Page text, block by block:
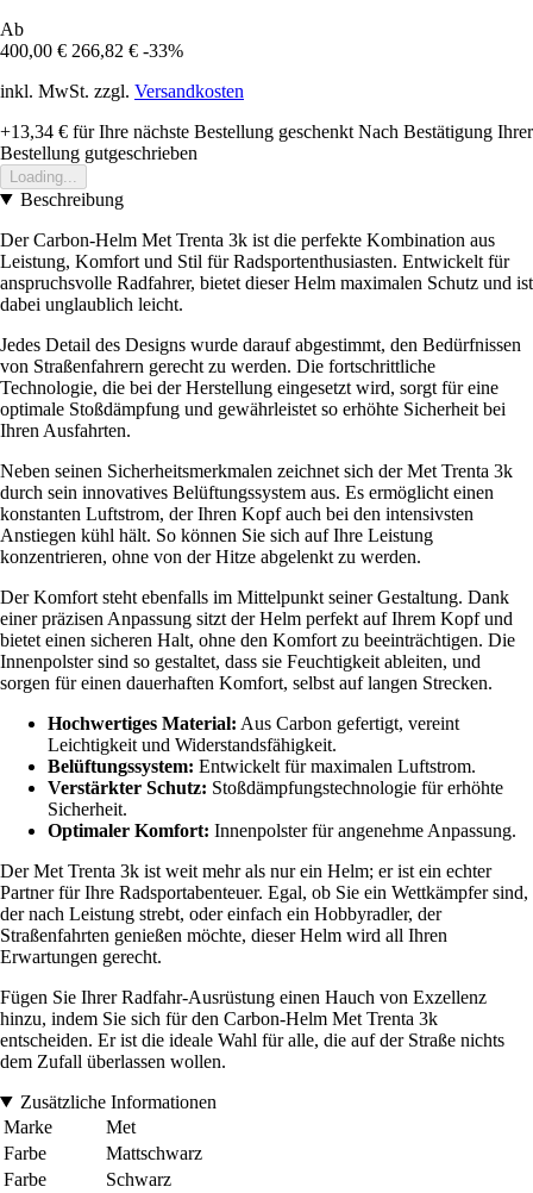
Ab
400,00 € 266,82 € -33%
inkl. MwSt. zzgl. Versandkosten
+13,34 € für Ihre nächste Bestellung geschenkt Nach Bestätigung Ihrer
Bestellung gutgeschrieben
Loading...
Beschreibung
Der Carbon-Helm Met Trenta 3k ist die perfekte Kombination aus
Leistung, Komfort und Stil für Radsportenthusiasten. Entwickelt für
anspruchsvolle Radfahrer, bietet dieser Helm maximalen Schutz und ist
dabei unglaublich leicht.
Jedes Detail des Designs wurde darauf abgestimmt, den Bedürfnissen
von Straßenfahrern gerecht zu werden. Die fortschrittliche
Technologie, die bei der Herstellung eingesetzt wird, sorgt für eine
optimale Stoßdämpfung und gewährleistet so erhöhte Sicherheit bei
Ihren Ausfahrten.
Neben seinen Sicherheitsmerkmalen zeichnet sich der Met Trenta 3k
durch sein innovatives Belüftungssystem aus. Es ermöglicht einen
konstanten Luftstrom, der Ihren Kopf auch bei den intensivsten
Anstiegen kühl hält. So können Sie sich auf Ihre Leistung
konzentrieren, ohne von der Hitze abgelenkt zu werden.
Der Komfort steht ebenfalls im Mittelpunkt seiner Gestaltung. Dank
einer präzisen Anpassung sitzt der Helm perfekt auf Ihrem Kopf und
bietet einen sicheren Halt, ohne den Komfort zu beeinträchtigen. Die
Innenpolster sind so gestaltet, dass sie Feuchtigkeit ableiten, und
sorgen für einen dauerhaften Komfort, selbst auf langen Strecken.
Hochwertiges Material: Aus Carbon gefertigt, vereint
Leichtigkeit und Widerstandsfähigkeit.
Belüftungssystem: Entwickelt für maximalen Luftstrom.
Verstärkter Schutz: Stoßdämpfungstechnologie für erhöhte
Sicherheit.
Optimaler Komfort: Innenpolster für angenehme Anpassung.
Der Met Trenta 3k ist weit mehr als nur ein Helm; er ist ein echter
Partner für Ihre Radsportabenteuer. Egal, ob Sie ein Wettkämpfer sind,
der nach Leistung strebt, oder einfach ein Hobbyradler, der
Straßenfahrten genießen möchte, dieser Helm wird all Ihren
Erwartungen gerecht.
Fügen Sie Ihrer Radfahr-Ausrüstung einen Hauch von Exzellenz
hinzu, indem Sie sich für den Carbon-Helm Met Trenta 3k
entscheiden. Er ist die ideale Wahl für alle, die auf der Straße nichts
dem Zufall überlassen wollen.
Zusätzliche Informationen
Marke
Met
Farbe
Mattschwarz
Farbe
Schwarz